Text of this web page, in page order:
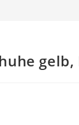
gelb,